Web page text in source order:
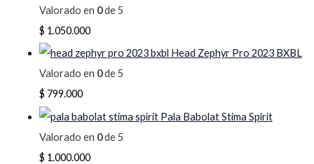
Valorado en 0de 5
$ 1.050.000
Head Zephyr Pro 2023 BXBL
Valorado en 0de 5
$ 799.000
Pala Babolat Stima Spirit
Valorado en 0de 5
$ 1.000.000